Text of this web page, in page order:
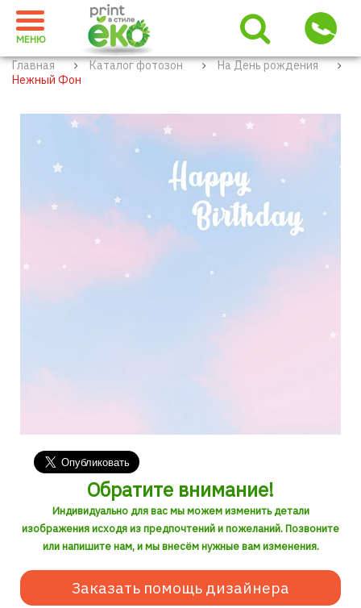
МЕНЮ
Главная Каталог фотозон
На День рождения
Нежный Фон
Обратите внимание!
Индивидуально для вас мы можем изменить детали
изображения исходя из предпочтений и пожеланий. Позвоните
или напишите нам, и мы внесём нужные вам изменения.
Заказать помощь дизайнера